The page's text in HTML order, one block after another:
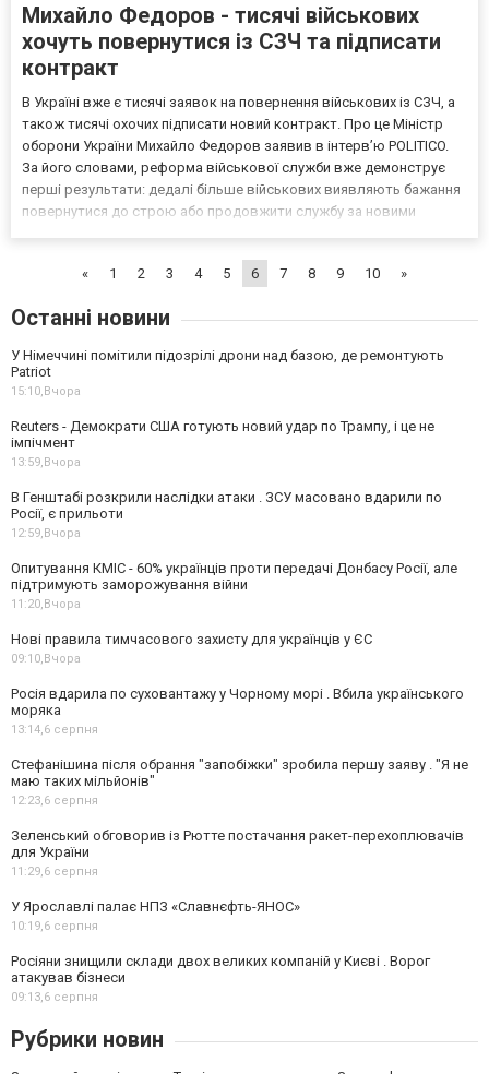
Михайло Федоров - тисячі військових
хочуть повернутися із СЗЧ та підписати
контракт
В Україні вже є тисячі заявок на повернення військових із СЗЧ, а
також тисячі охочих підписати новий контракт. Про це Міністр
оборони України Михайло Федоров заявив в інтерв’ю POLITICO.
За його словами, реформа військової служби вже демонструє
перші результати: дедалі більше військових виявляють бажання
повернутися до строю або продовжити службу за новими
«
1 2 3 4 5 6 7 8 9 10 »
Останні новини
У Німеччині помітили підозрілі дрони над базою, де ремонтують
Patriot
15:10, Вчора
Reuters - Демократи США готують новий удар по Трампу, і це не
імпічмент
13:59, Вчора
В Генштабі розкрили наслідки атаки . ЗСУ масовано вдарили по
Росії, є прильоти
12:59, Вчора
Опитування КМІС - 60% українців проти передачі Донбасу Росії, але
підтримують заморожування війни
11:20, Вчора
Нові правила тимчасового захисту для українців у ЄС
09:10, Вчора
Росія вдарила по суховантажу у Чорному морі . Вбила українського
моряка
13:14,6 серпня
Стефанішина після обрання "запобіжки" зробила першу заяву . "Я не
маю таких мільйонів"
12:23,6 серпня
Зеленський обговорив із Рютте постачання ракет-перехоплювачів
для України
11:29,6 серпня
У Ярославлі палає НПЗ «Славнєфть-ЯНОС»
10:19,6 серпня
Росіяни знищили склади двох великих компаній у Києві . Ворог
атакував бізнеси
09:13,6 серпня
Рубрики новин